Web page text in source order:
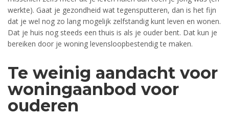
werkte). Gaat je gezondheid wat tegensputteren, dan is het fijn
dat je wel nog zo lang mogelijk zelfstandig kunt leven en wonen.
Dat je huis nog steeds een thuis is als je ouder bent. Dat kun je
bereiken door je woning levensloopbestendig te maken.
Te weinig aandacht voor
woningaanbod voor
ouderen